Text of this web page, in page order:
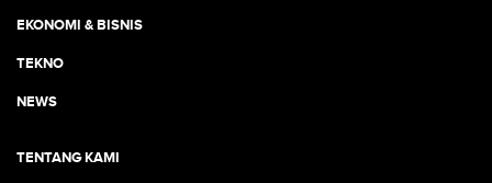
EKONOMI & BISNIS
TEKNO
NEWS
TENTANG KAMI